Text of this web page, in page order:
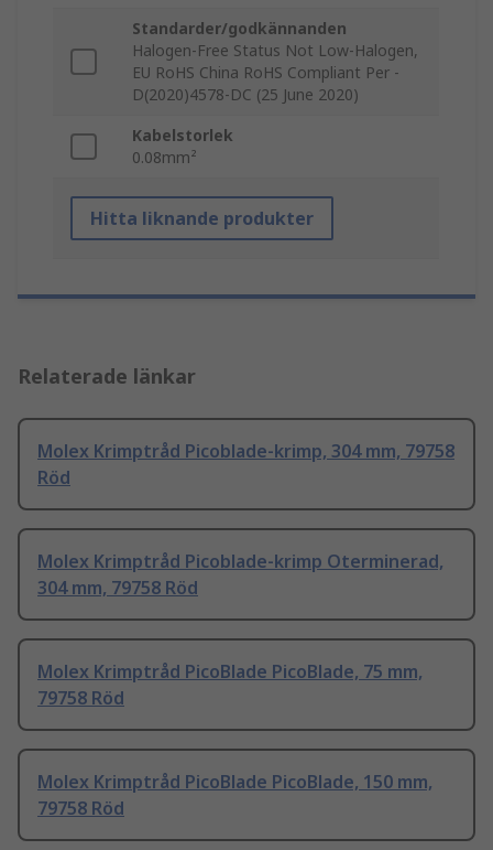
Standarder/godkännanden
Halogen-Free Status Not Low-Halogen,
EU RoHS China RoHS Compliant Per -
D(2020)4578-DC (25 June 2020)
Kabelstorlek
0.08mm²
Hitta liknande produkter
Relaterade länkar
Molex Krimptråd Picoblade-krimp, 304 mm, 79758
Röd
Molex Krimptråd Picoblade-krimp Oterminerad,
304 mm, 79758 Röd
Molex Krimptråd PicoBlade PicoBlade, 75 mm,
79758 Röd
Molex Krimptråd PicoBlade PicoBlade, 150 mm,
79758 Röd